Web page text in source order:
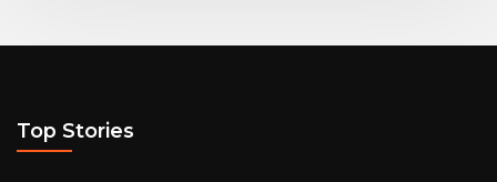
Top Stories